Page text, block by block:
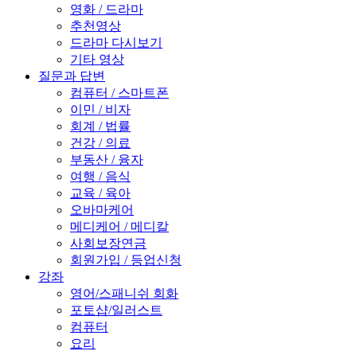
영화 / 드라마
추천영상
드라마 다시보기
기타 영상
질문과 답변
컴퓨터 / 스마트폰
이민 / 비자
회계 / 법률
건강 / 의료
부동산 / 융자
여행 / 음식
교육 / 육아
오바마케어
메디케어 / 메디칼
사회보장연금
회원가입 / 등업신청
강좌
영어/스패니쉬 회화
포토샵/일러스트
컴퓨터
요리